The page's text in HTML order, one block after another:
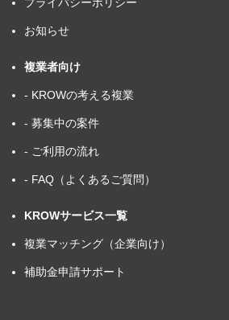
プライバシーポリシー
お知らせ
複業者向け
- KROWの考える複業
- 募集中の案件
- ご利用の流れ
- FAQ（よくあるご質問）
KROWサービス一覧
複業マッチング（企業向け）
補助金申請サポート